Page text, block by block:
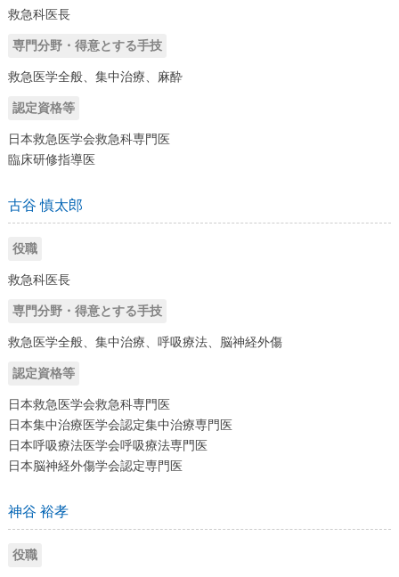
救急科医長
専門分野・得意とする手技
救急医学全般、集中治療、麻酔
認定資格等
日本救急医学会救急科専門医
臨床研修指導医
古谷 慎太郎
役職
救急科医長
専門分野・得意とする手技
救急医学全般、集中治療、呼吸療法、脳神経外傷
認定資格等
日本救急医学会救急科専門医
日本集中治療医学会認定集中治療専門医
日本呼吸療法医学会呼吸療法専門医
日本脳神経外傷学会認定専門医
神谷 裕孝
役職